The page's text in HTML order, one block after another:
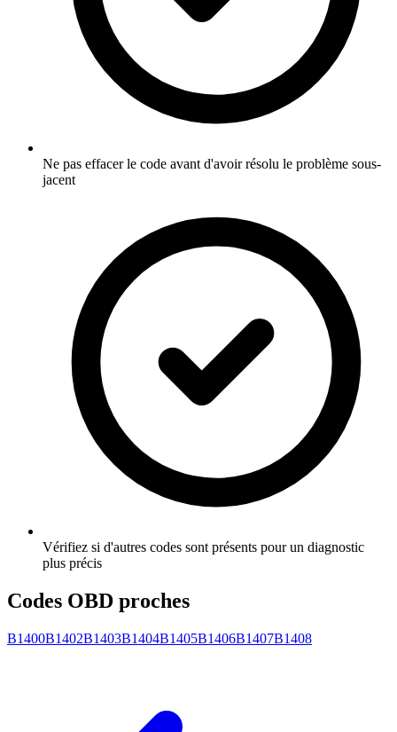
Ne pas effacer le code avant d'avoir résolu le problème sous-
jacent
Vérifiez si d'autres codes sont présents pour un diagnostic
plus précis
Codes OBD proches
B1400B1402B1403B1404B1405B1406B1407B1408